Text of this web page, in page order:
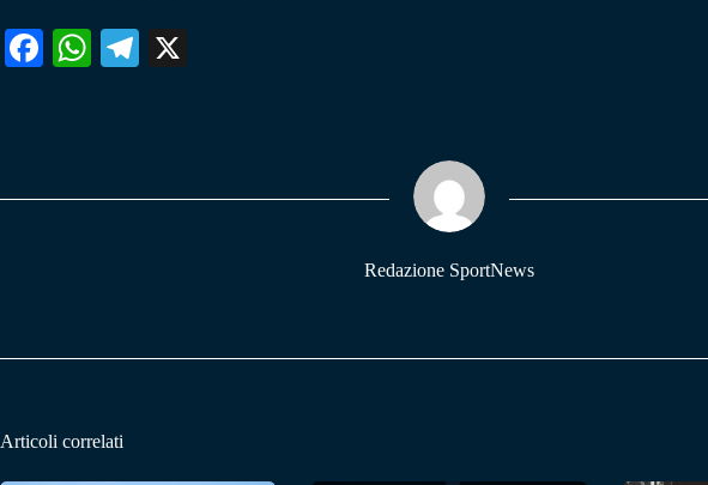
Fa W
pp
Te
m
Redazione SportNews
Articoli correlati